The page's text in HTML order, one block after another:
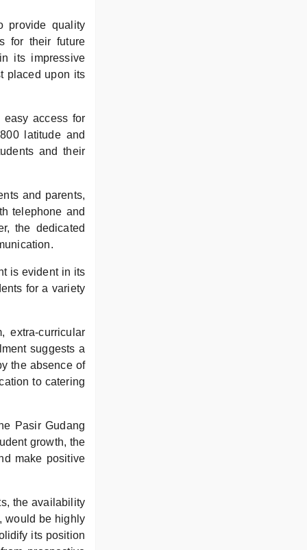
provide quality
for their future
its impressive
placed upon its
easy access for
latitude and
and their
and parents,
telephone and
the dedicated
is evident in its
for a variety
extra-curricular
suggests a
the absence of
to catering
Pasir Gudang
growth, the
make positive
the availability
would be highly
its position